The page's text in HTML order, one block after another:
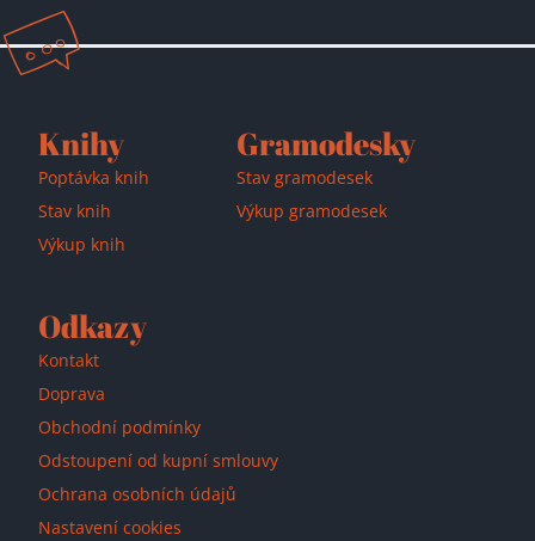
Přidáno do košíku!
Knihy
Poptávka knih
Stav knih
Výkup knih
Gramodesky
Stav gramodesek
Výkup gramodesek
Odkazy
Kontakt
Doprava
Obchodní podmínky
Odstoupení od kupní smlouvy
Ochrana osobních údajů
Nastavení cookies